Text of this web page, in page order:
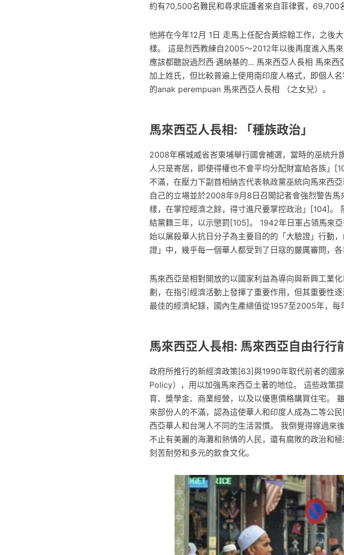
約有70,500名難民和尋求庇護者來自菲律賓，69,700
他將在今年12月 1日 走馬上任配合黃綜翰工作，之後
樣。 這是烈西教練自2005～2012年以後再度進入馬
應該都聽說過烈西‧邁納基的... 馬來西亞人長相 馬來
加上姓氏，但比較普遍上使用南印度人格式，即個人
的anak perempuan 馬來西亞人長相 （之女兒）。
馬來西亞人長相: 「種族政治」
2008年檳城威省峇東埔舉行國會補選，當時的巫統升
人只是寄居，即使得權也不會平均分配財富給各族」
不滿，在壓力下副首相納吉代表執政黨巫統向馬來西
自己的立場並於2008年9月8日召開記者會強烈警告
樣，在掌控經濟之餘，得寸進尺要掌控政治」[104]。
結黨籍三年，以示懲罰[105]。 1942年日軍占領馬來
始以屠殺華人抗日分子為主要目的的「大驗證」行動
證」中，幾乎每一個華人都受到了日寇的嚴厲審問，
馬來西亞是相對開放的以國家利益為導向與新興工業
劃，在指引經濟活動上發揮了重要作用，但其重要性
最佳的經濟紀錄，國內生產總值從1957至2005年，每
馬來西亞人長相: 馬來西亞自由行行
政府所推行的新經濟政策[63]與1990年取代前者的國
Policy），用以加強馬來西亞土著的地位。 這些政策
育、獎學金、商業經營，以及以優惠價格購買住宅。
來部份人的不滿，認為這使華人和印度人成為二等公
西亞華人和台灣人不同的生活習慣。 我倒覺得嫁過來
不止有美麗的海灘和熱情的人民，還有腐敗的政治和
刻苦耐勞和多元的飲食文化。